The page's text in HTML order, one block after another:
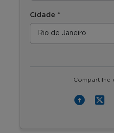
Cidade *
Compartilhe